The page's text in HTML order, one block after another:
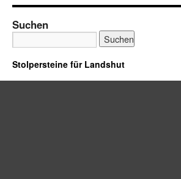
Suchen
Stolpersteine für Landshut